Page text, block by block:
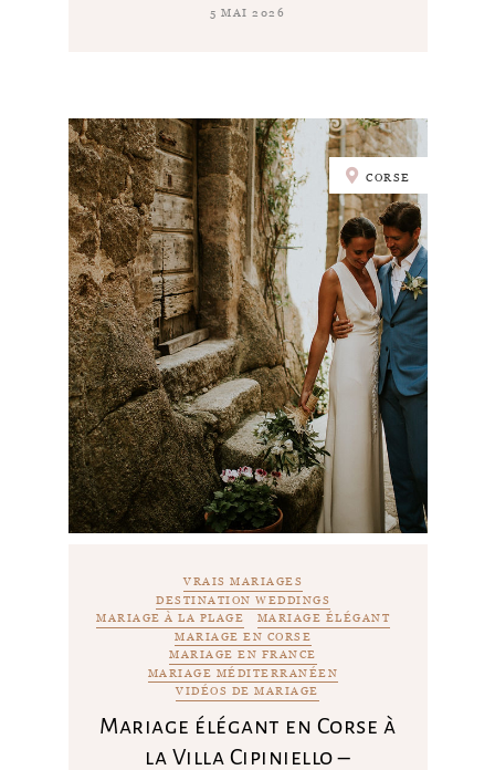
5 MAI 2026
CORSE
VRAIS MARIAGES
DESTINATION WEDDINGS
MARIAGE À LA PLAGE
MARIAGE ÉLÉGANT
MARIAGE EN CORSE
MARIAGE EN FRANCE
MARIAGE MÉDITERRANÉEN
VIDÉOS DE MARIAGE
Mariage élégant en Corse à
la Villa Cipiniello –